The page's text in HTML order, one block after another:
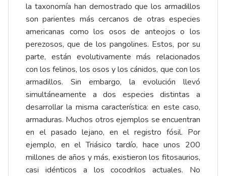
la taxonomía han demostrado que los armadillos
son parientes más cercanos de otras especies
americanas como los osos de anteojos o los
perezosos, que de los pangolines. Estos, por su
parte, están evolutivamente más relacionados
con los felinos, los osos y los cánidos, que con los
armadillos. Sin embargo, la evolución llevó
simultáneamente a dos especies distintas a
desarrollar la misma característica: en este caso,
armaduras. Muchos otros ejemplos se encuentran
en el pasado lejano, en el registro fósil. Por
ejemplo, en el Triásico tardío, hace unos 200
millones de años y más, existieron los fitosaurios,
casi idénticos a los cocodrilos actuales. No